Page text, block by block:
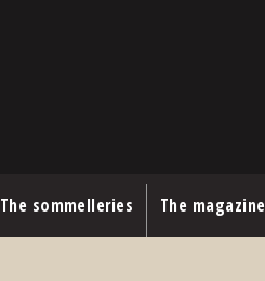
The sommelleries The magazine